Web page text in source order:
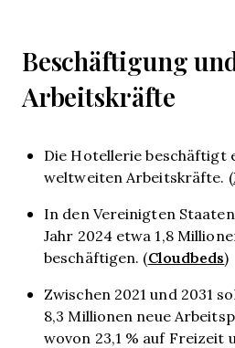
Beschäftigung
Arbeitskräfte
Die Hotellerie beschäftigt
weltweiten Arbeitskräfte. (
In den Vereinigten
Jahr 2024 etwa 1,8
beschäftigen. (Cloudbeds)
Zwischen 2021 und 2031
8,3 Millionen neue
wovon 23,1 % auf Freizeit